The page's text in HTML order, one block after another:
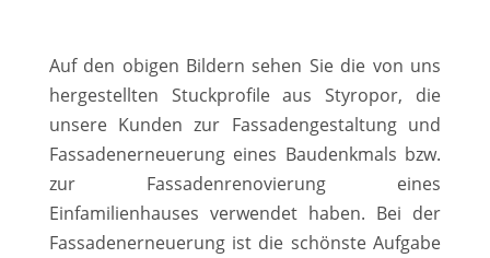
Auf den obigen Bildern sehen Sie die von uns
hergestellten Stuckprofile aus Styropor, die
unsere Kunden zur Fassadengestaltung und
Fassadenerneuerung eines Baudenkmals bzw.
zur Fassadenrenovierung eines
Einfamilienhauses verwendet haben. Bei der
Fassadenerneuerung ist die schönste Aufgabe